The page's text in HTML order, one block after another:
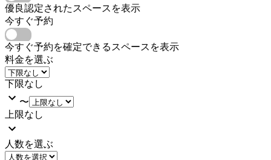
優良認定されたスペースを表示
今すぐ予約
今すぐ予約を確定できるスペースを表示
料金を選ぶ
下限なし
〜
上限なし
人数を選ぶ